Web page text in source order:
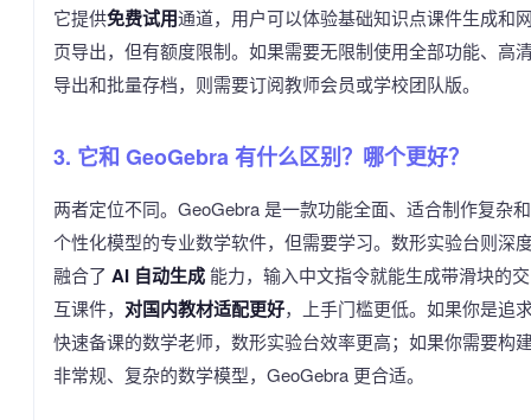
它提供免费试用通道，用户可以体验基础知识点课件生成和
页导出，但有额度限制。如果需要无限制使用全部功能、高
导出和批量存档，则需要订阅教师会员或学校团队版。
3. 它和 GeoGebra 有什么区别？哪个更好？
两者定位不同。GeoGebra 是一款功能全面、适合制作复杂和
个性化模型的专业数学软件，但需要学习。数形实验台则深
融合了 AI 自动生成 能力，输入中文指令就能生成带滑块的交
互课件， 对国内教材适配更好，上手门槛更低。如果你是追
快速备课的数学老师，数形实验台效率更高；如果你需要构
非常规、复杂的数学模型，GeoGebra 更合适。